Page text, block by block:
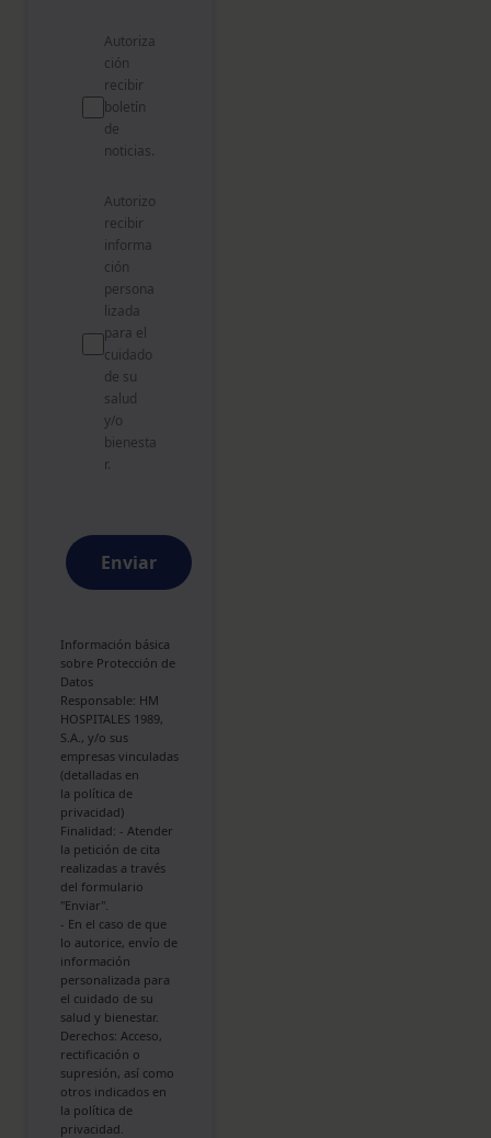
Autoriza
ción
recibir
boletín
de
noticias.
Autorizo
recibir
informa
ción
persona
lizada
para el
cuidado
de su
salud
y/o
bienesta
r.
Enviar
Información básica
sobre Protección de
Datos
Responsable: HM
HOSPITALES 1989,
S.A., y/o sus
empresas vinculadas
(detalladas en
la política de
privacidad)
Finalidad: - Atender
la petición de cita
realizadas a través
del formulario
"Enviar".
- En el caso de que
lo autorice, envío de
información
personalizada para
el cuidado de su
salud y bienestar.
Derechos: Acceso,
rectificación o
supresión, así como
otros indicados en
la política de
privacidad.